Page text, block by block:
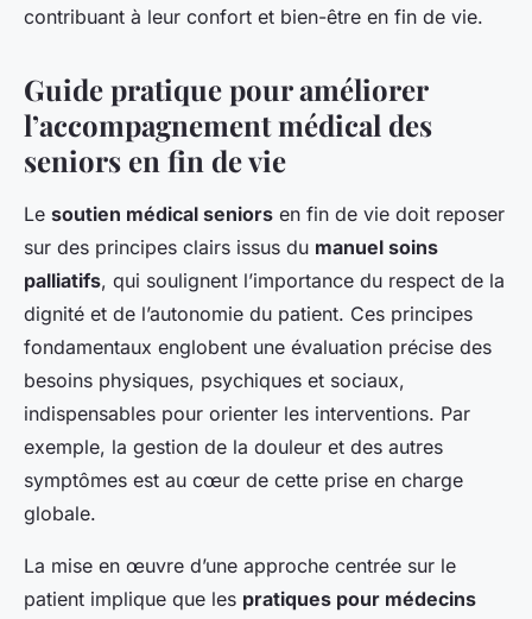
contribuant à leur confort et bien-être en fin de vie.
Guide pratique pour améliorer
l’accompagnement médical des
seniors en fin de vie
Le soutien médical seniors en fin de vie doit reposer
sur des principes clairs issus du manuel soins
palliatifs, qui soulignent l’importance du respect de la
dignité et de l’autonomie du patient. Ces principes
fondamentaux englobent une évaluation précise des
besoins physiques, psychiques et sociaux,
indispensables pour orienter les interventions. Par
exemple, la gestion de la douleur et des autres
symptômes est au cœur de cette prise en charge
globale.
La mise en œuvre d’une approche centrée sur le
patient implique que les pratiques pour médecins